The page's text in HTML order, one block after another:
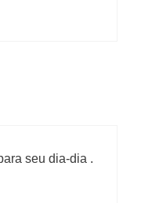
seu dia-dia .